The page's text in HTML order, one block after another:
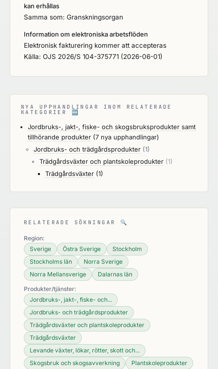
kan erhållas
Samma som: Granskningsorgan
Information om elektroniska arbetsflöden
Elektronisk fakturering kommer att accepteras
Källa: OJS 2026/S 104-375771 (2026-06-01)
NYA UPPHANDLINGAR INOM RELATERADE
KATEGORIER 🆕
Jordbruks-, jakt-, fiske- och skogsbruksprodukter samt
tillhörande produkter (7 nya upphandlingar)
Jordbruks- och trädgårdsprodukter (1)
Trädgårdsväxter och plantskoleprodukter (1)
Trädgårdsväxter (1)
RELATERADE SÖKNINGAR 🔍
Region:
Sverige
Östra Sverige
Stockholm
Stockholms län
Norra Sverige
Norra Mellansverige
Dalarnas län
Produkter/tjänster:
Jordbruks-, jakt-, fiske- och...
Jordbruks- och trädgårdsprodukter
Trädgårdsväxter och plantskoleprodukter
Trädgårdsväxter
Levande växter, lökar, rötter, skott och...
Skogsbruk och skogsavverkning
Plantskoleprodukter